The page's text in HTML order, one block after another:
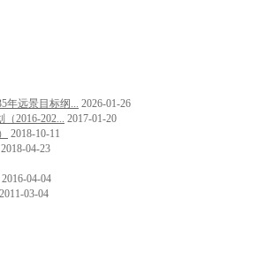
年远景目标纲... 2026-01-26
2016-202... 2017-01-20
2018-10-11
2018-04-23
2016-04-04
2011-03-04